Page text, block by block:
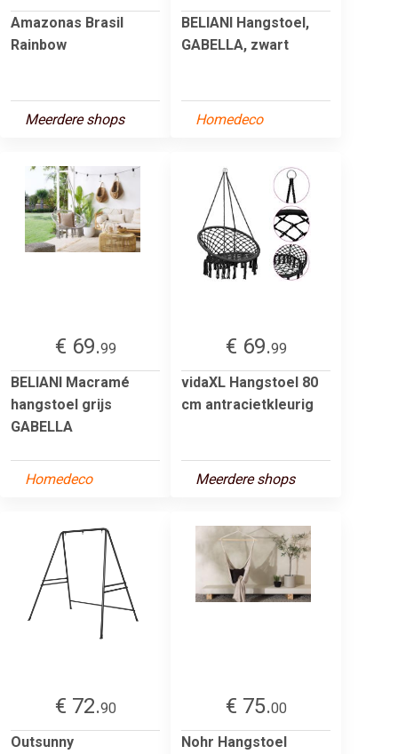
Amazonas Brasil
Rainbow
Meerdere shops
BELIANI Hangstoel,
GABELLA, zwart
Homedeco
€ 69.99
BELIANI Macramé
hangstoel grijs
GABELLA
Homedeco
€ 69.99
vidaXL Hangstoel 80
cm antracietkleurig
Meerdere shops
€ 72.90
Outsunny
€ 75.00
Nohr Hangstoel